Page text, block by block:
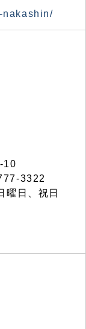
nakashin/
10
3322
日、祝日